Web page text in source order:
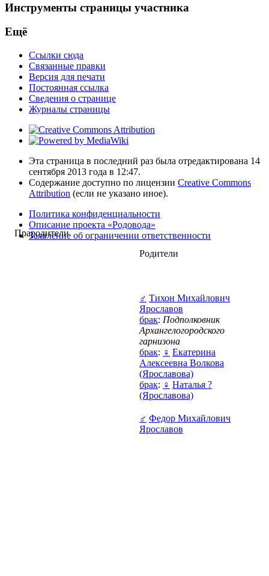
Прародители
Родители
♂ Тихон Михайлович
Ярославов
брак: Подполковник
Архангелогородского
гарнизона
брак: ♀ Екатерина
Алексеевна Волкова
(Ярославова)
брак: ♀ Наталья ?
(Ярославова)
♂ Федор Михайлович
Ярославов
Инструменты страницы участника
Ещё
Ссылки сюда
Связанные правки
Версия для печати
Постоянная ссылка
Сведения о странице
Журналы страницы
Эта страница в последний раз была отредактирована 14
сентября 2013 года в 12:47.
Содержание доступно по лицензии Creative Commons
Attribution (если не указано иное).
Политика конфиденциальности
Описание проекта «Родовода»
Заявление об ограничении ответственности